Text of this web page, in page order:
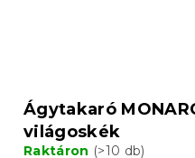
Ágytakaró
világoskék
Raktáron (>10 db)